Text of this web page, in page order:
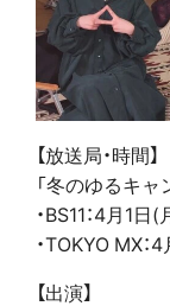
【放送局・時間】
「冬のゆるキ
・BS11：4月1
・TOKYO MX
【出演】